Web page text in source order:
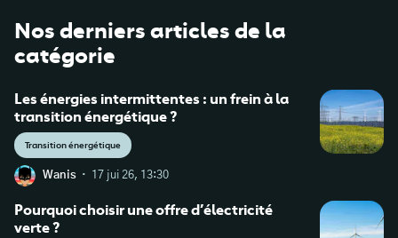
Nos derniers articles de la
catégorie
Les énergies intermittentes : un frein à la
transition énergétique ?
Transition énergétique
Wanis · 17 jui 26, 13:30
Pourquoi choisir une offre d’électricité
verte ?